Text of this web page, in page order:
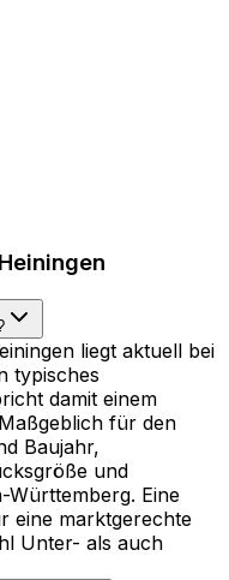
liegt aktuell bei
typisches
damit einem
für den
Baujahr,
und
Württemberg. Eine
eine marktgerechte
Unter- als auch